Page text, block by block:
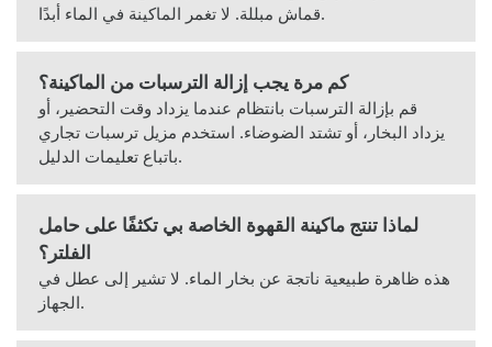
قماش مبللة. لا تغمر الماكينة في الماء أبدًا.
كم مرة يجب إزالة الترسبات من الماكينة؟
قم بإزالة الترسبات بانتظام عندما يزداد وقت التحضير، أو
يزداد البخار، أو تشتد الضوضاء. استخدم مزيل ترسبات تجاري
باتباع تعليمات الدليل.
لماذا تنتج ماكينة القهوة الخاصة بي تكثفًا على حامل
الفلتر؟
هذه ظاهرة طبيعية ناتجة عن بخار الماء. لا تشير إلى عطل في
الجهاز.